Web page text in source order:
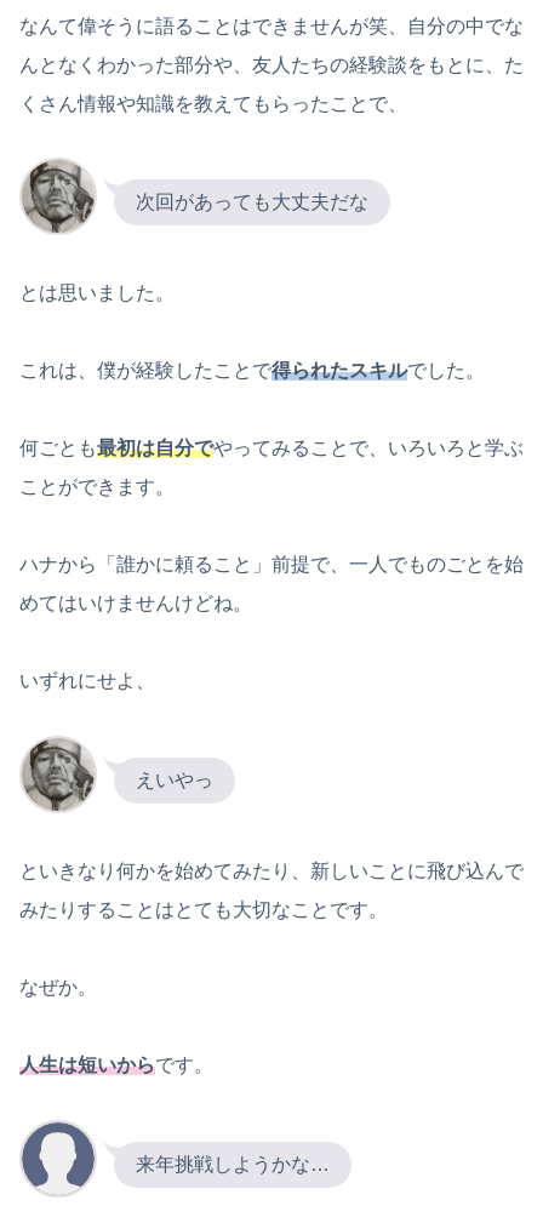
なんて偉そうに語ることはできませんが笑、自分の中でな
んとなくわかった部分や、友人たちの経験談をもとに、た
くさん情報や知識を教えてもらったことで、
次回があっても大丈夫だな
とは思いました。
これは、僕が経験したことで得られたスキルでした。
何ごとも最初は自分でやってみることで、いろいろと学ぶ
ことができます。
ハナから「誰かに頼ること」前提で、一人でものごとを始
めてはいけませんけどね。
いずれにせよ、
えいやっ
といきなり何かを始めてみたり、新しいことに飛び込んで
みたりすることはとても大切なことです。
なぜか。
人生は短いからです。
来年挑戦しようかな…